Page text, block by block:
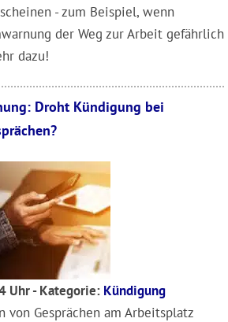
- zum Beispiel, wenn
der Weg zur Arbeit gefährlich
dazu!
Droht Kündigung bei
Uhr - Kategorie: Kündigung
von Gesprächen am Arbeitsplatz